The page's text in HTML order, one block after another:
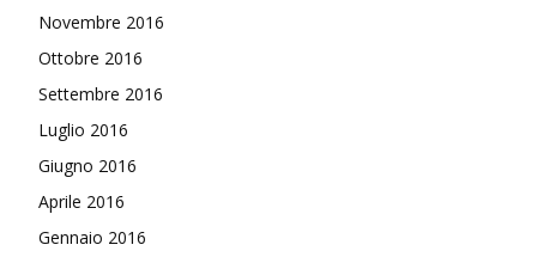
Novembre 2016
Ottobre 2016
Settembre 2016
Luglio 2016
Giugno 2016
Aprile 2016
Gennaio 2016